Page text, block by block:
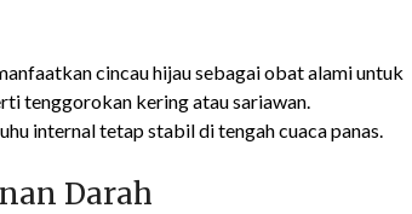
cincau hijau sebagai obat alami untuk
tenggorokan kering atau sariawan.
internal tetap stabil di tengah cuaca panas.
Darah